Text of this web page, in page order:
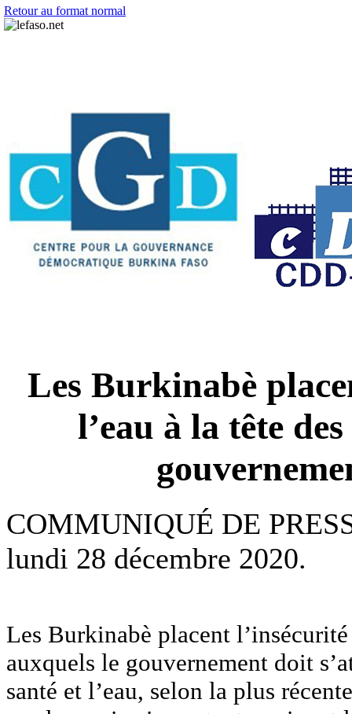
Retour au format normal
Les Burkinabè
l’eau à la tête
COMMUNIQUÉ DE
lundi 28 décembre 2020.
Les Burkinabè placent
auxquels le gouvernement doit
santé et l’eau, selon la plus